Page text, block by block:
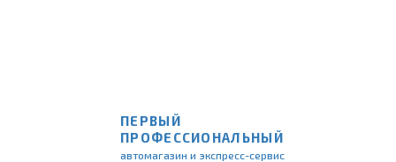
ПЕРВЫЙ
ПРОФЕССИОНАЛЬНЫЙ
автомагазин и экспресс-сервис